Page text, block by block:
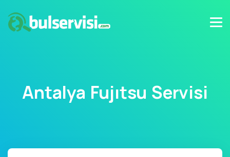
Antalya Fujıtsu Servisi